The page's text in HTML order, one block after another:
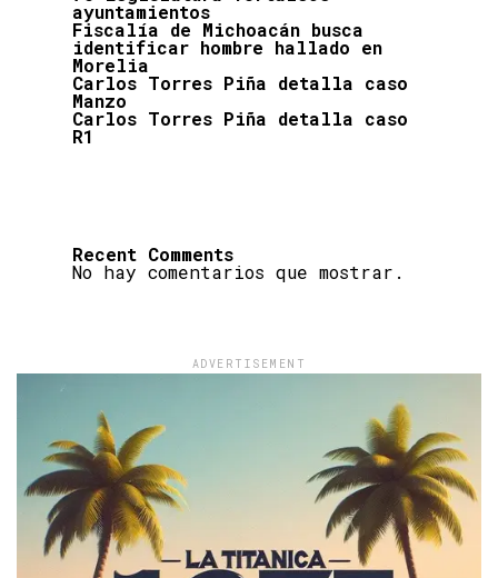
ayuntamientos
Fiscalía de Michoacán busca
identificar hombre hallado en
Morelia
Carlos Torres Piña detalla caso
Manzo
Carlos Torres Piña detalla caso
R1
Recent Comments
No hay comentarios que mostrar.
ADVERTISEMENT